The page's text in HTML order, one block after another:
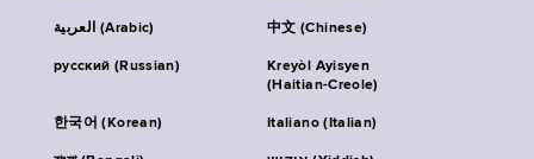
العربية (Arabic) 中文 (Chinese)
русский (Russian)
Kreyòl Ayisyen
(Haitian-Creole)
한국어 (Korean) Italiano (Italian)